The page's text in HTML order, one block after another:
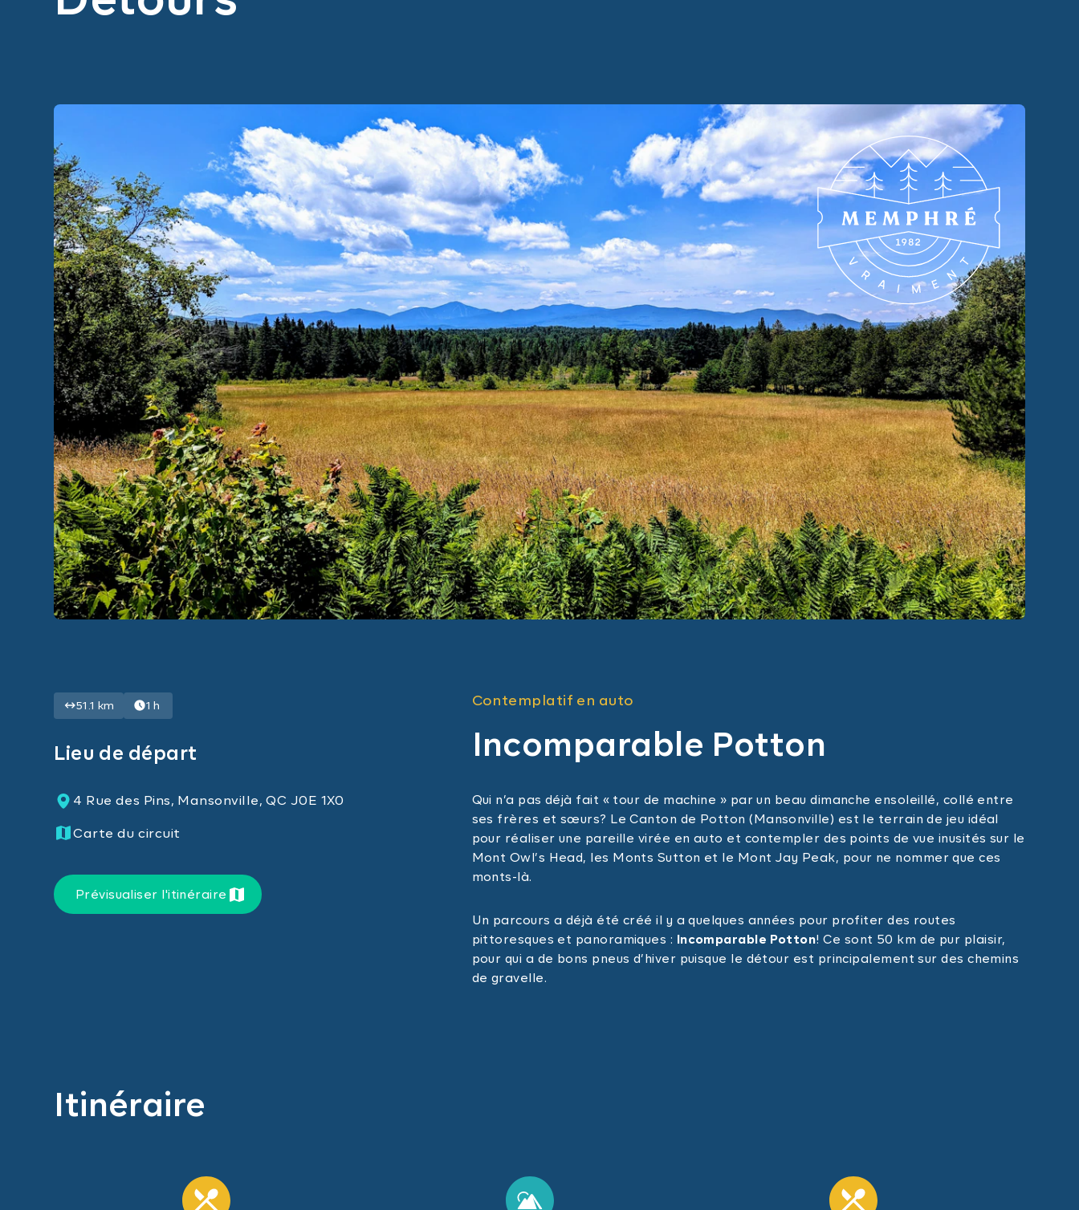
51.1 km 1 h
Lieu de départ
4 Rue des Pins, Mansonville, QC J0E 1X0
Carte du circuit
Prévisualiser l'itinéraire
Contemplatif en auto
Incomparable Potton
Qui n’a pas déjà fait « tour de machine » par un beau dimanche ensoleillé, collé entre
ses frères et sœurs? Le Canton de Potton (Mansonville) est le terrain de jeu idéal
pour réaliser une pareille virée en auto et contempler des points de vue inusités sur le
Mont Owl’s Head, les Monts Sutton et le Mont Jay Peak, pour ne nommer que ces
monts-là.
Un parcours a déjà été créé il y a quelques années pour profiter des routes
pittoresques et panoramiques :
Incomparable Potton! Ce sont 50 km de pur plaisir,
pour qui a de bons pneus d’hiver puisque le détour est principalement sur des chemins
de gravelle.
Itinéraire